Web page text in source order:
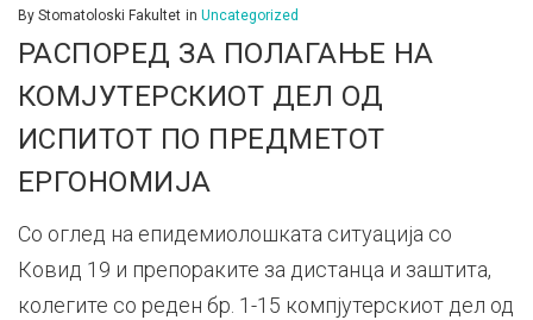
By Stomatoloski Fakultet in Uncategorized
РАСПОРЕД ЗА ПОЛАГАЊЕ НА
КОМЈУТЕРСКИОТ ДЕЛ ОД
ИСПИТОТ ПО ПРЕДМЕТОТ
ЕРГОНОМИЈА
Со оглед на епидемиолошката ситуација со
Ковид 19 и препораките за дистанца и заштита,
колегите со реден бр. 1-15 компјутерскиот дел од